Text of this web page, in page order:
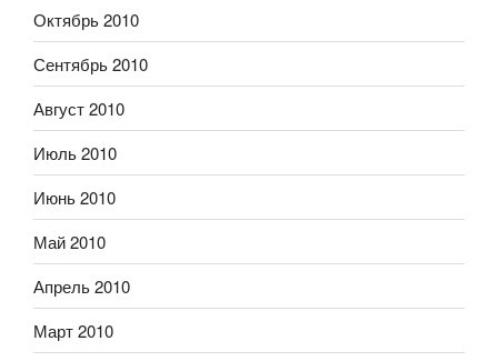
Октябрь 2010
Сентябрь 2010
Август 2010
Июль 2010
Июнь 2010
Май 2010
Апрель 2010
Март 2010